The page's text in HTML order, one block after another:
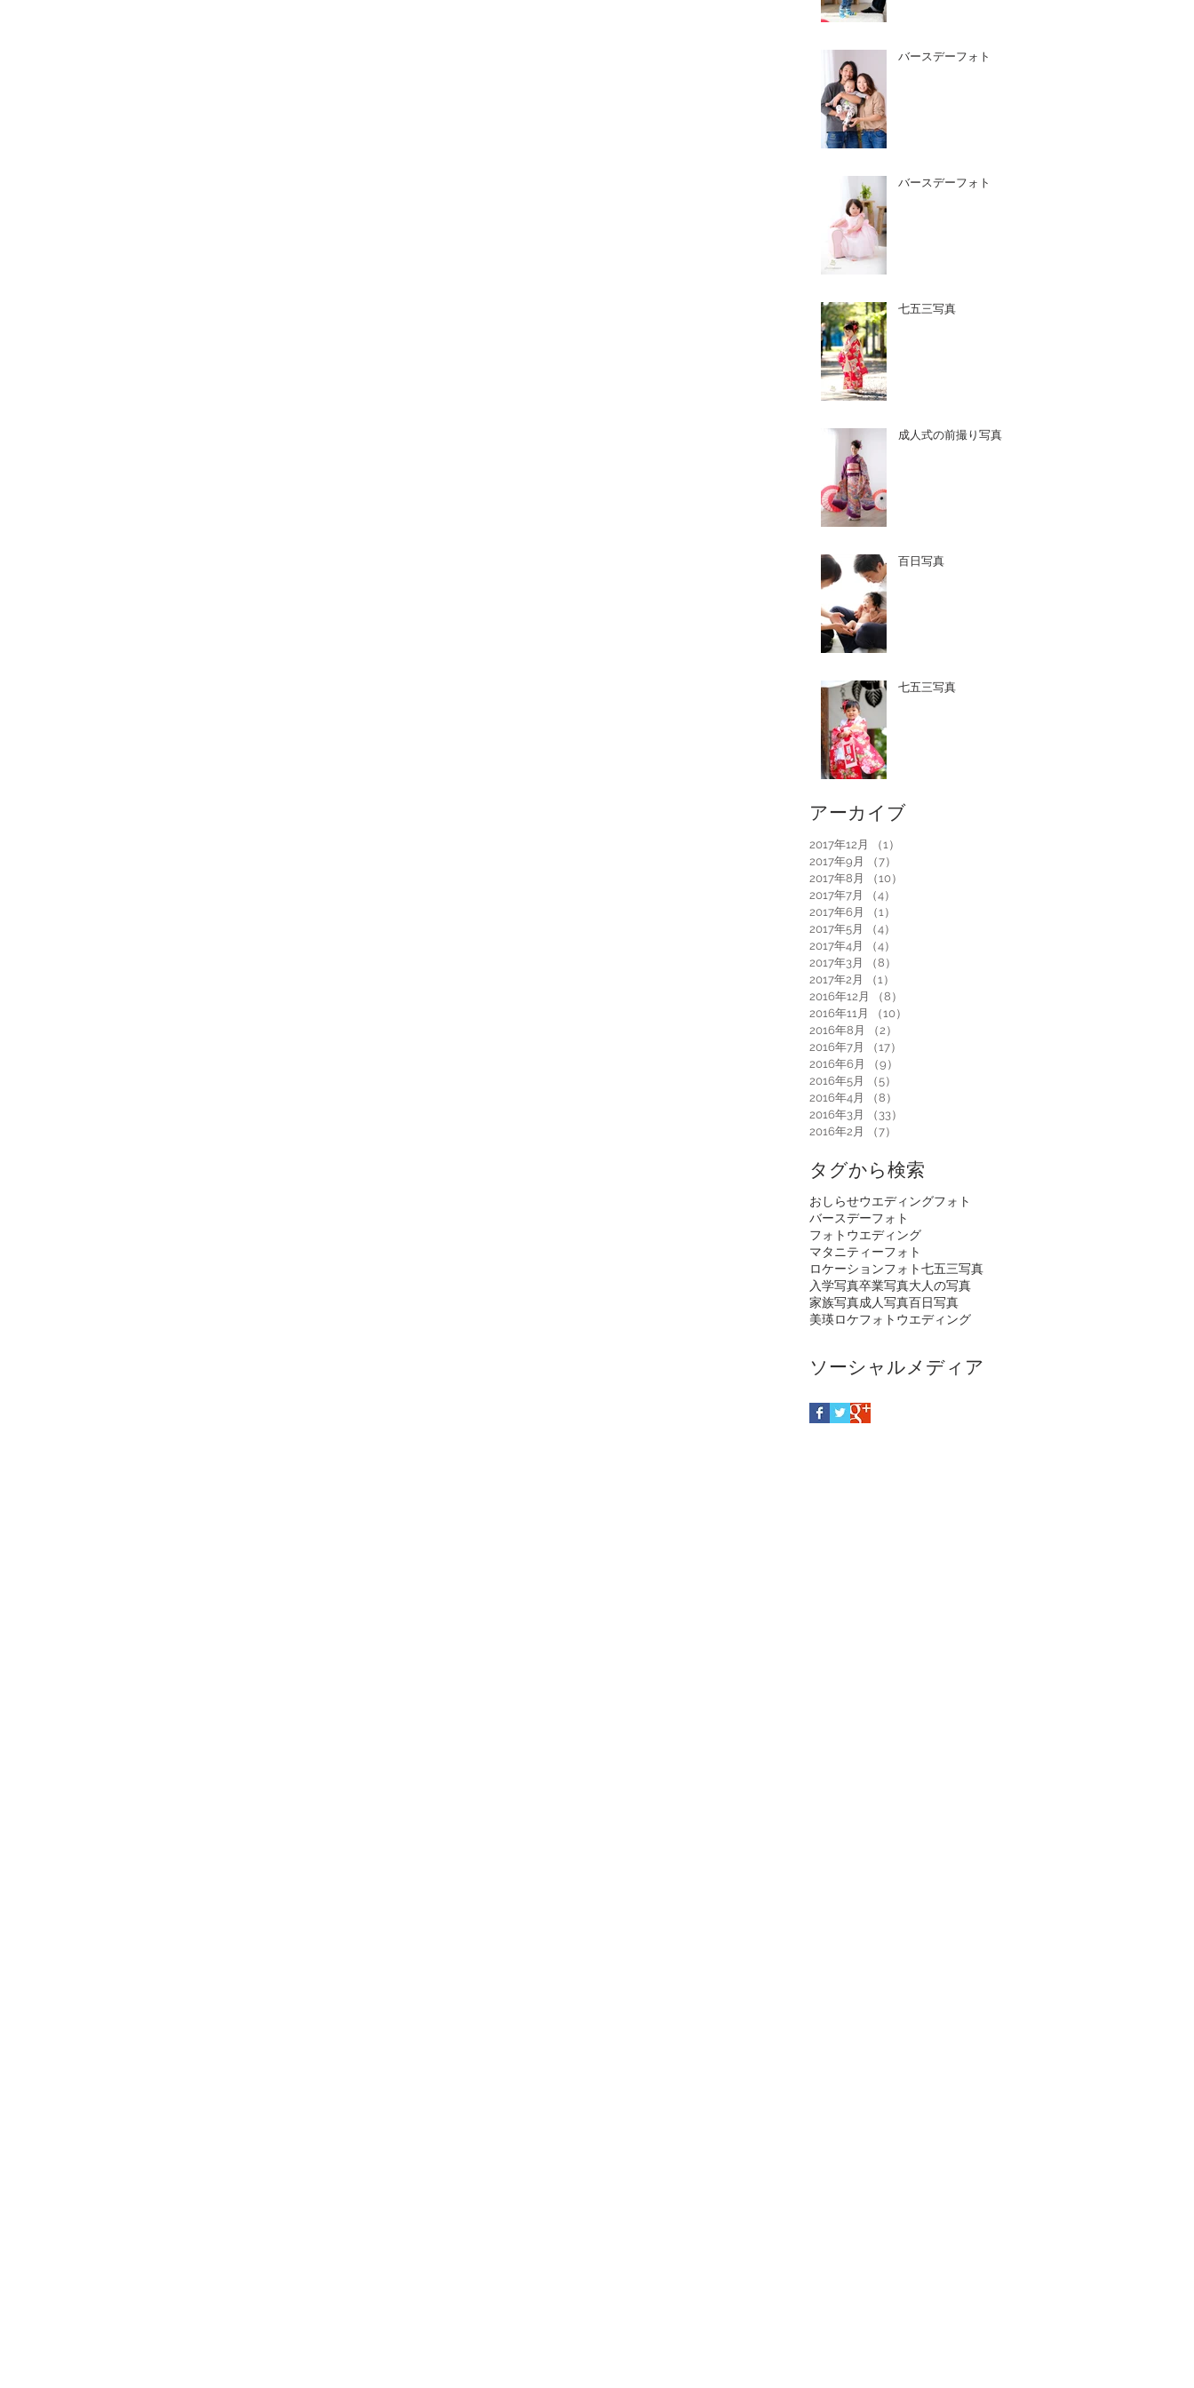
バースデーフォト
バースデーフォト
七五三写真
成人式の前撮り写真
百日写真
七五三写真
アーカイブ
2017年12月 （1）
2017年9月
（7）
2017年8月
（10）
2017年7月
（4）
2017年6月
（1）
2017年5月
（4）
2017年4月
（4）
2017年3月
（8）
2017年2月
（1）
2016年12月
（8）
2016年11月
（10）
2016年8月
（2）
2016年7月
（17）
2016年6月
（9）
2016年5月
（5）
2016年4月
（8）
2016年3月
（33）
2016年2月
（7）
タグから検索
おしらせウエディングフォト
バースデーフォト
フォトウエディング
マタニティーフォト
ロケーションフォト七五三写真
入学写真卒業写真大人の写真
家族写真成人写真百日写真
美瑛ロケフォトウエディング
ソーシャルメディア